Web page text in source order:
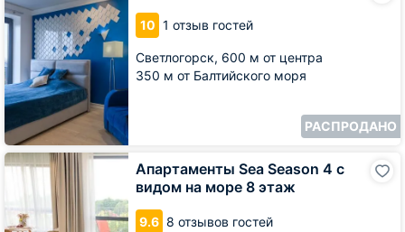
10 1 отзыв гостей
Светлогорск, 600 м от центра
350 м от Балтийского моря
РАСПРОДАНО
Luxury
Апартаменты Sea Season 4 с
видом на море 8 этаж
9.6 8 отзывов гостей
Апартаменты
Sea
с